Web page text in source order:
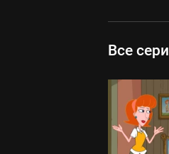
Все